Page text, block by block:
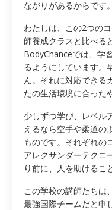
ながりがあるからです。
わたしは、この2つの
師養成クラスと比べる
BodyChanceでは、学
るようにしています。
ん。それに対応できる
たの生活環境に合った
少しずつ学び、レベル
えるなら空手や柔道の
ものです。それぞれの
アレクサンダーテクニ
り前に、人を助けるこ
この学校の講師たちは
最強国際チームだと申